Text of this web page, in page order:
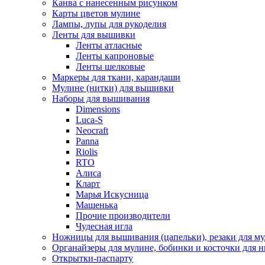
Канва с нанесенным рисунком
Карты цветов мулине
Лампы, лупы для рукоделия
Ленты для вышивки
Ленты атласные
Ленты капроновые
Ленты шелковые
Маркеры для ткани, карандаши
Мулине (нитки) для вышивки
Наборы для вышивания
Dimensions
Luca-S
Neocraft
Panna
Riolis
RTO
Алиса
Кларт
Марья Искусница
Машенька
Прочие производители
Чудесная игла
Ножницы для вышивания (цапельки), резаки для
Органайзеры для мулине, бобинки и косточки для
Открытки-паспарту